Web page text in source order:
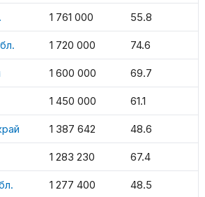
1 761 000 55.8
1 720 000 74.6
1 600 000 69.7
1 450 000 61.1
1 387 642 48.6
1 283 230 67.4
1 277 400 48.5